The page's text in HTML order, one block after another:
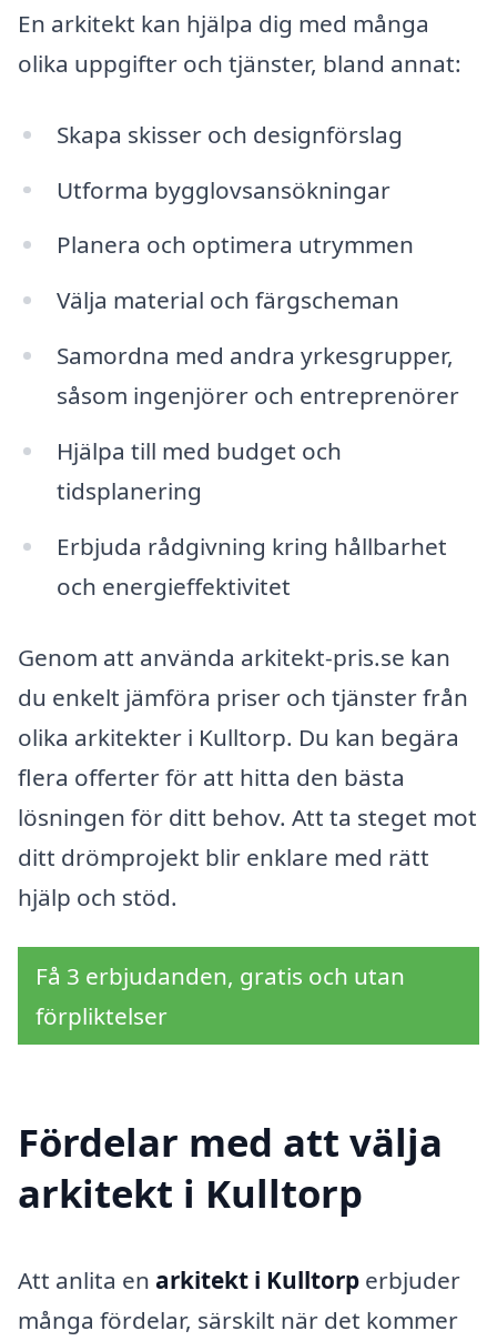
En arkitekt kan hjälpa dig med många
olika uppgifter och tjänster, bland annat:
Skapa skisser och designförslag
Utforma bygglovsansökningar
Planera och optimera utrymmen
Välja material och färgscheman
Samordna med andra yrkesgrupper,
såsom ingenjörer och entreprenörer
Hjälpa till med budget och
tidsplanering
Erbjuda rådgivning kring hållbarhet
och energieffektivitet
Genom att använda arkitekt-pris.se kan
du enkelt jämföra priser och tjänster från
olika arkitekter i Kulltorp. Du kan begära
flera offerter för att hitta den bästa
lösningen för ditt behov. Att ta steget mot
ditt drömprojekt blir enklare med rätt
hjälp och stöd.
Få 3 erbjudanden, gratis och utan
förpliktelser
Fördelar med att välja
arkitekt i Kulltorp
Att anlita en arkitekt i Kulltorp erbjuder
många fördelar, särskilt när det kommer